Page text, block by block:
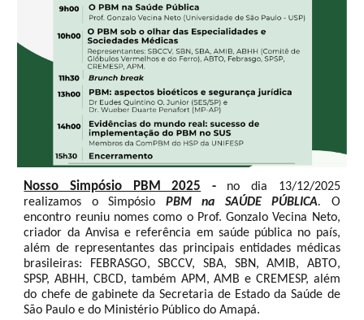
Nosso Simpósio PBM 2025 - no dia 13/12/2025
realizamos o
Simpósio PBM na SAÚDE PÚBLICA. O
encontro reuniu nomes como o Prof. Gonzalo Vecina Neto,
criador da Anvisa e referência em saúde pública no país,
além de representantes das principais entidades médicas
brasileiras: FEBRASGO, SBCCV, SBA, SBN, AMIB, ABTO,
SPSP, ABHH, CBCD, também APM, AMB e CREMESP, além
do chefe de gabinete da Secretaria de Estado da Saúde de
São Paulo e do Ministério Público do Amapá.